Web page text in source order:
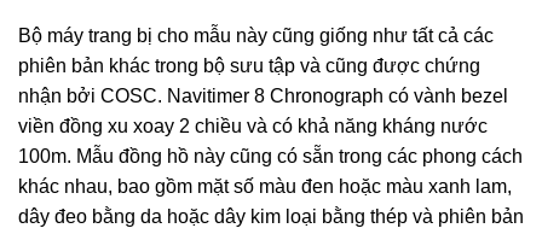
Bộ máy trang bị cho mẫu này cũng giống như tất cả các
phiên bản khác trong bộ sưu tập và cũng được chứng
nhận bởi COSC. Navitimer 8 Chronograph có vành bezel
viền đồng xu xoay 2 chiều và có khả năng kháng nước
100m. Mẫu đồng hồ này cũng có sẵn trong các phong cách
khác nhau, bao gồm mặt số màu đen hoặc màu xanh lam,
dây đeo bằng da hoặc dây kim loại bằng thép và phiên bản